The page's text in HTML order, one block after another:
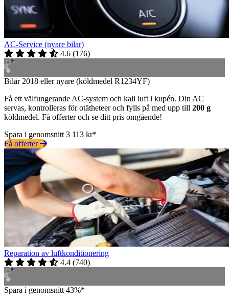
AC-Service (nyare bilar)
4.6 (176)
Bilår 2018 eller nyare (köldmedel R1234YF)
Få ett välfungerande AC-system och kall luft i kupén. Din AC
servas, kontrolleras för otätheteer och fylls på med upp till 200 g
köldmedel. Få offerter och se ditt pris omgående!
Spara i genomsnitt 3 113 kr*
Få offerter
Reparation av luftkonditionering
4.4 (740)
Spara i genomsnitt 43%*